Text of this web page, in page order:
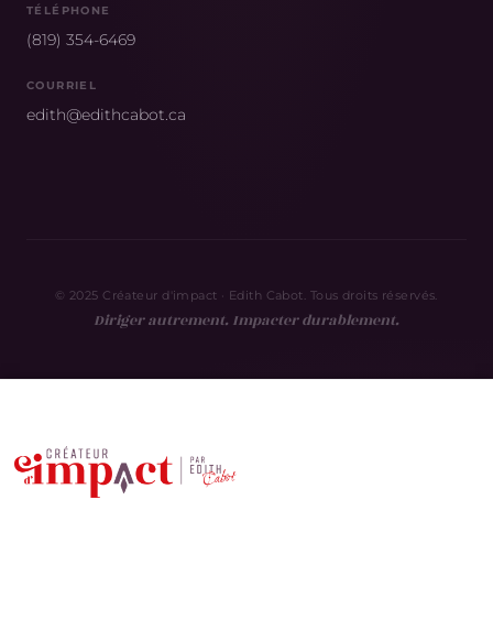
TÉLÉPHONE
(819) 354-6469
COURRIEL
edith@edithcabot.ca
© 2025 Créateur d'impact · Edith Cabot. Tous droits réservés.
Diriger autrement. Impacter durablement.